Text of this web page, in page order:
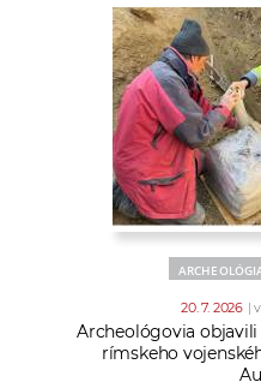
20. 7. 2026 |
Archeológovia
rímskeho